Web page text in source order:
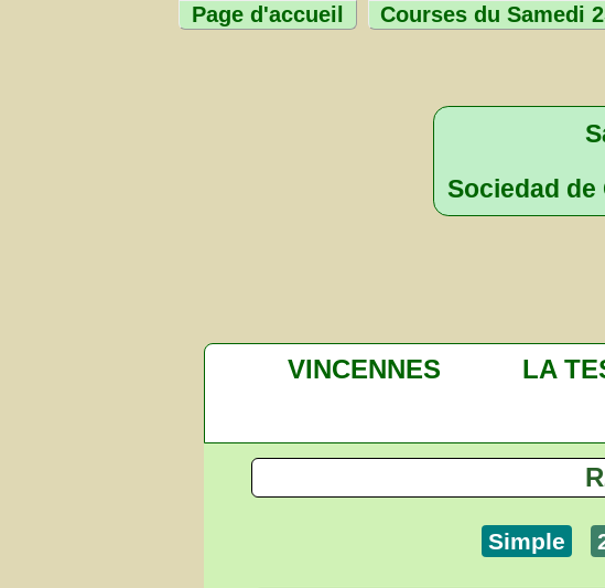
Page d'accueil Courses du Samedi
Sociedad de
VINCENNES LA
Simple